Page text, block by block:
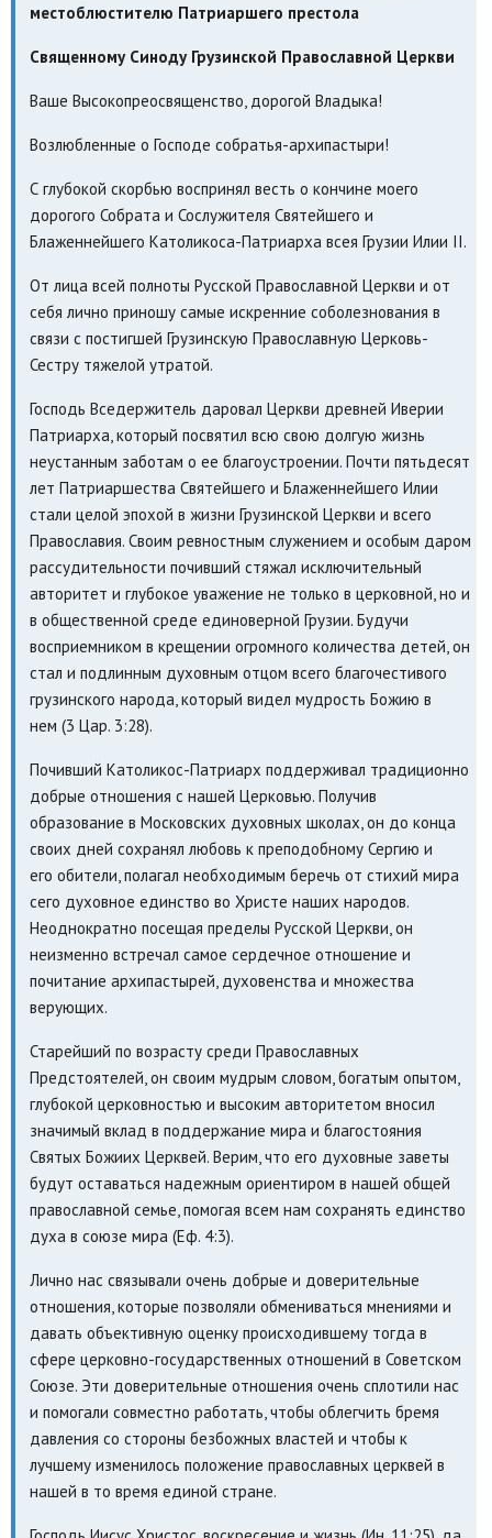
местоблюстителю Патриаршего престола
Священному Синоду Грузинской Православной Церкви
Ваше Высокопреосвященство, дорогой Владыка!
Возлюбленные о Господе собратья-архипастыри!
С глубокой скорбью воспринял весть о кончине моего
дорогого Собрата и Сослужителя Святейшего и
Блаженнейшего Католикоса-Патриарха всея Грузии Илии II.
От лица всей полноты Русской Православной Церкви и от
себя лично приношу самые искренние соболезнования в
связи с постигшей Грузинскую Православную Церковь-
Сестру тяжелой утратой.
Господь Вседержитель даровал Церкви древней Иверии
Патриарха, который посвятил всю свою долгую жизнь
неустанным заботам о ее благоустроении. Почти пятьдесят
лет Патриаршества Святейшего и Блаженнейшего Илии
стали целой эпохой в жизни Грузинской Церкви и всего
Православия. Своим ревностным служением и особым даром
рассудительности почивший стяжал исключительный
авторитет и глубокое уважение не только в церковной, но и
в общественной среде единоверной Грузии. Будучи
восприемником в крещении огромного количества детей, он
стал и подлинным духовным отцом всего благочестивого
грузинского народа, который видел мудрость Божию в
нем (3 Цар. 3:28).
Почивший Католикос-Патриарх поддерживал традиционно
добрые отношения с нашей Церковью. Получив
образование в Московских духовных школах, он до конца
своих дней сохранял любовь к преподобному Сергию и
его обители, полагал необходимым беречь от стихий мира
сего духовное единство во Христе наших народов.
Неоднократно посещая пределы Русской Церкви, он
неизменно встречал самое сердечное отношение и
почитание архипастырей, духовенства и множества
верующих.
Старейший по возрасту среди Православных
Предстоятелей, он своим мудрым словом, богатым опытом,
глубокой церковностью и высоким авторитетом вносил
значимый вклад в поддержание мира и благостояния
Святых Божиих Церквей. Верим, что его духовные заветы
будут оставаться надежным ориентиром в нашей общей
православной семье, помогая всем нам сохранять единство
духа в союзе мира (Еф. 4:3).
Лично нас связывали очень добрые и доверительные
отношения, которые позволяли обмениваться мнениями и
давать объективную оценку происходившему тогда в
сфере церковно-государственных отношений в Советском
Союзе. Эти доверительные отношения очень сплотили нас
и помогали совместно работать, чтобы облегчить бремя
давления со стороны безбожных властей и чтобы к
лучшему изменилось положение православных церквей в
нашей в то время единой стране.